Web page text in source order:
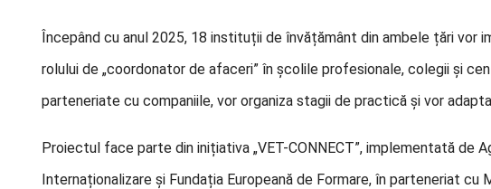
Începând cu anul 2025, 18 instituții de învățământ din ambele țări
rolului de „coordonator de afaceri” în școlile profesionale, colegii și
parteneriate cu companiile, vor organiza stagii de practică și vor
Proiectul face parte din inițiativa „VET-CONNECT”, implementată de
Internaționalizare și Fundația Europeană de Formare, în parteneriat cu